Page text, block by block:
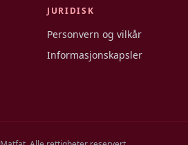
JURIDISK
Personvern og vilkår
Informasjonskapsler